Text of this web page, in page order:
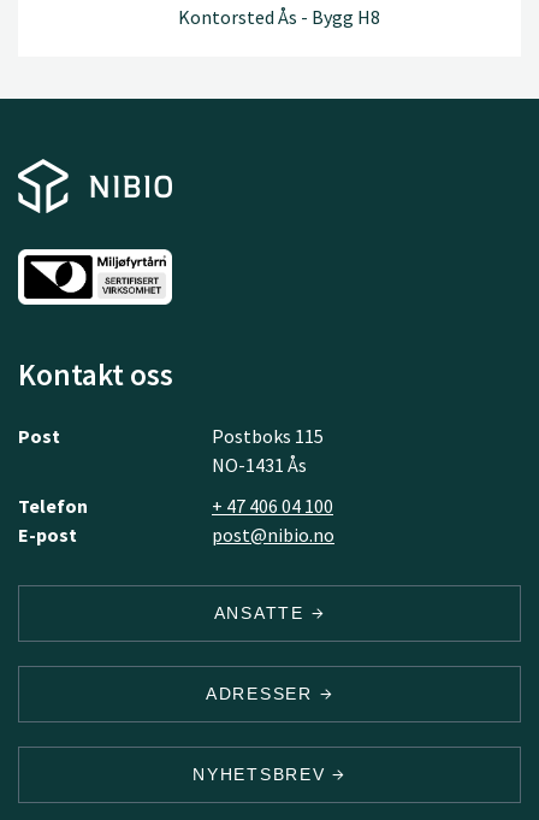
Kontorsted Ås - Bygg H8
Kontakt oss
Post
Postboks 115
NO-1431 Ås
Telefon
+ 47 406 04 100
E-post
post@nibio.no
ANSATTE
ADRESSER
NYHETSBREV